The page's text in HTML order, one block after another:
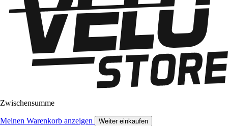
Zwischensumme
Meinen Warenkorb anzeigen Weiter einkaufen